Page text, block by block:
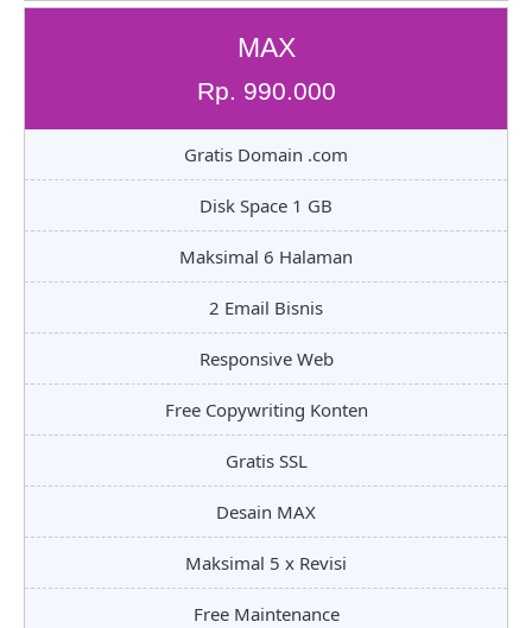
MAX
Rp. 990.000
Gratis Domain .com
Disk Space 1 GB
Maksimal 6 Halaman
2 Email Bisnis
Responsive Web
Free Copywriting Konten
Gratis SSL
Desain MAX
Maksimal 5 x Revisi
Free Maintenance